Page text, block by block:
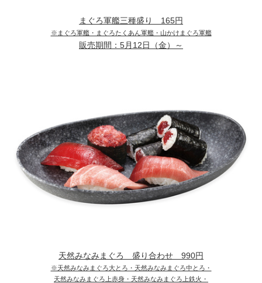
まぐろ軍艦三種盛り 165円
※まぐろ軍艦・まぐろたくあん軍艦・山かけまぐろ軍艦
販売期間： 5月12日（金）～
天然みなみまぐろ 盛り合わせ 990円
※天然みなみまぐろ大とろ・天然みなみまぐろ中とろ・
天然みなみまぐろ上赤身・天然みなみまぐろ上鉄火・